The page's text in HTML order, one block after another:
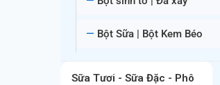
Bột Sữa | Bột Kem Béo
Sữa Tươi - Sữa Đặc - Phô